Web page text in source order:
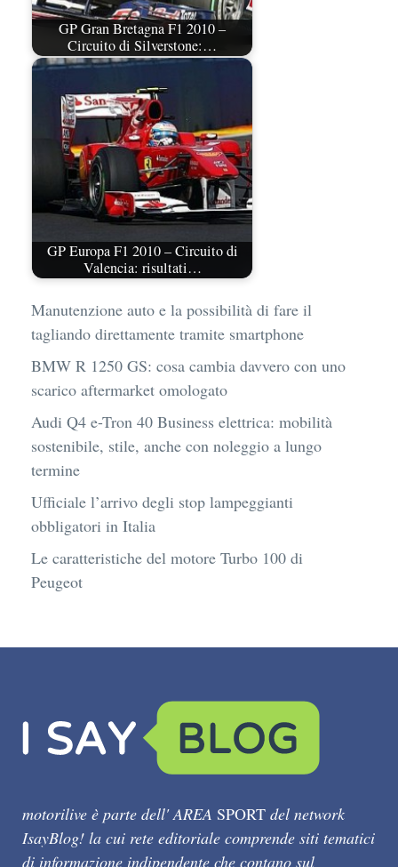
GP Gran Bretagna F1 2010 –
Circuito di Silverstone:…
GP Europa F1 2010 – Circuito di
Valencia: risultati…
Manutenzione auto e la possibilità di fare il
tagliando direttamente tramite smartphone
BMW R 1250 GS: cosa cambia davvero con uno
scarico aftermarket omologato
Audi Q4 e-Tron 40 Business elettrica: mobilità
sostenibile, stile, anche con noleggio a lungo
termine
Ufficiale l’arrivo degli stop lampeggianti
obbligatori in Italia
Le caratteristiche del motore Turbo 100 di
Peugeot
motorilive è parte dell' AREA SPORT del network
IsayBlog! la cui rete editoriale comprende siti tematici
di informazione indipendente che contano sul